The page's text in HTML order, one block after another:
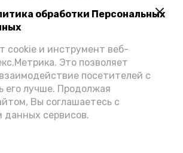
обработки Персональных
cookie и инструмент веб-
Это позволяет
посетителей с
его лучше. Продолжая
Вы соглашаетесь с
данных сервисов.